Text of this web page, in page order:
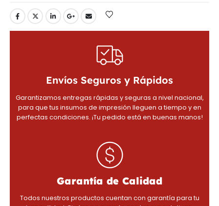
Envíos Seguros y Rápidos
Garantizamos entregas rápidas y seguras a nivel nacional,
para que tus insumos de impresión lleguen a tiempo y en
perfectas condiciones. ¡Tu pedido está en buenas manos!
Garantía de Calidad
Todos nuestros productos cuentan con garantía para tu